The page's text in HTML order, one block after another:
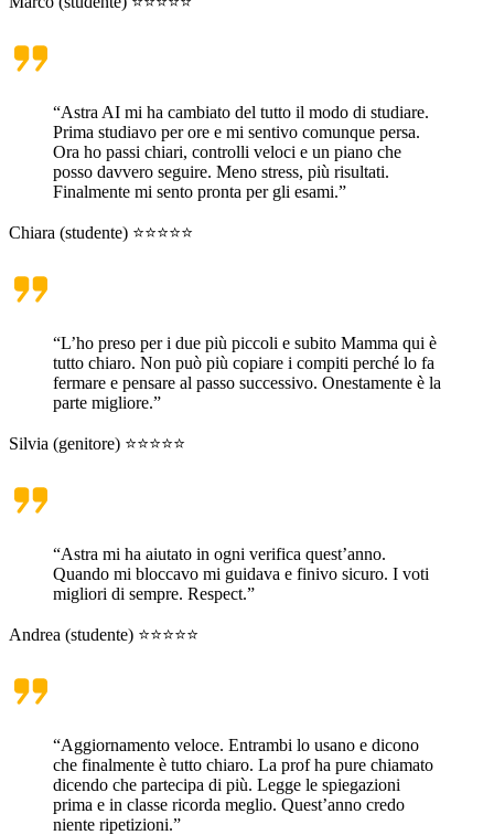
“Astra AI mi ha cambiato del tutto il modo di studiare.
Prima studiavo per ore e mi sentivo comunque persa.
Ora ho passi chiari, controlli veloci e un piano che
posso davvero seguire. Meno stress, più risultati.
Finalmente mi sento pronta per gli esami.”
Chiara (studente) ⭐⭐⭐⭐⭐
“L’ho preso per i due più piccoli e subito Mamma qui è
tutto chiaro. Non può più copiare i compiti perché lo fa
fermare e pensare al passo successivo. Onestamente è la
parte migliore.”
Silvia (genitore) ⭐⭐⭐⭐⭐
“Astra mi ha aiutato in ogni verifica quest’anno.
Quando mi bloccavo mi guidava e finivo sicuro. I voti
migliori di sempre. Respect.”
Andrea (studente) ⭐⭐⭐⭐⭐
“Aggiornamento veloce. Entrambi lo usano e dicono
che finalmente è tutto chiaro. La prof ha pure chiamato
dicendo che partecipa di più. Legge le spiegazioni
prima e in classe ricorda meglio. Quest’anno credo
niente ripetizioni.”